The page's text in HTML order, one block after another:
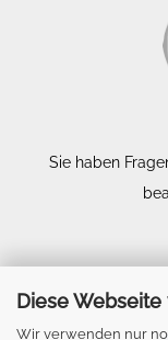
Diese
Wir verwenden nur
Sie haben